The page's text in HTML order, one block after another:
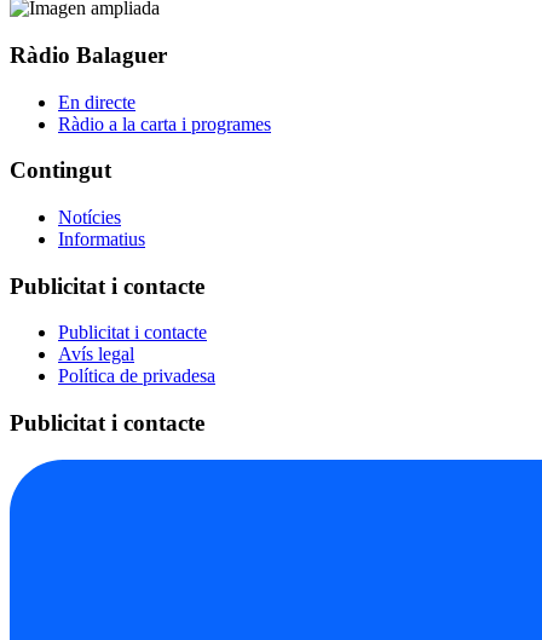
Ràdio Balaguer
En directe
Ràdio a la carta i programes
Contingut
Notícies
Informatius
Publicitat i contacte
Publicitat i contacte
Avís legal
Política de privadesa
Publicitat i contacte